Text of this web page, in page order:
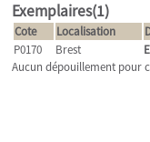
Exemplaires(1)
Cote Localisation
P0170
Brest
Aucun dépouillement pour